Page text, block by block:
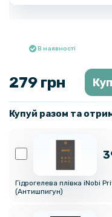
В наявності
279 грн
Купуй разом та
Гідрогелева плівка iNobi
(Антишпигун)